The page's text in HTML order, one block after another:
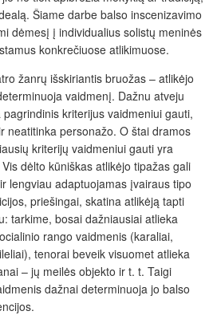
Šiame darbe balso inscenizavimo
dėmesį į individualius solistų meninės
konkrečiuose atlikimuose.
žanrų išskiriantis bruožas – atlikėjo
vaidmenį. Dažnu atveju
kriterijus vaidmeniui gauti,
neatitinka personažo. O štai dramos
kriterijų vaidmeniui gauti yra
dėlto kūniškas atlikėjo tipažas gali
lengviau adaptuojamas įvairaus tipo
priešingai, skatina atlikėją tapti
tarkime, bosai dažniausiai atlieka
rango vaidmenis (karaliai,
tenorai beveik visuomet atlieka
– jų meilės objekto ir t. t. Taigi
dažnai determinuoja jo balso